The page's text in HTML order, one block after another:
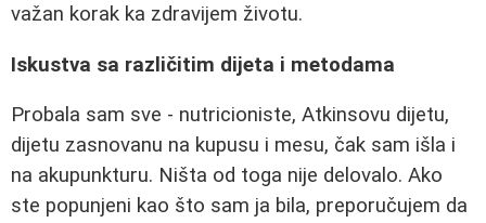
važan korak ka zdravijem životu.
Iskustva sa različitim dijeta i metodama
Probala sam sve - nutricioniste, Atkinsovu dijetu,
dijetu zasnovanu na kupusu i mesu, čak sam išla i
na akupunkturu. Ništa od toga nije delovalo. Ako
ste popunjeni kao što sam ja bila, preporučujem da